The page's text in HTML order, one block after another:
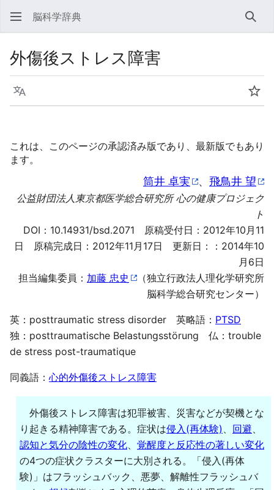
脳科学辞典 検索
外傷後ストレス障害
言語 ウ
これは、このページの承認済み版であり、最新版でもあり
ます。
筒井 卓実 、 飛鳥井 望
公益財団法人東京都医学総合研究所 心の健康プロジェク
ト
DOI： 10.14931/bsd.2071 原稿受付日：2012年10月11
日 原稿完成日：2012年11月17日 更新日：：2014年10
月6日
担当編集委員： 加藤 忠史
（独立行政法人理化学研究所
脳科学総合研究センター）
英：posttraumatic stress disorder 英略語： PTSD
独：posttraumatische Belastungsstörung 仏：trouble
de stress post-traumatique
同義語： 心的外傷後ストレス障害
外傷後ストレス障害は犯罪被害、災害などが契機とな
り起きる精神障害である。症状は侵入(再体験) 、 回避、
認知と気分の陰性の変化、 覚醒度と反応性の著しい変化
の4つの症状クラスターに大別される。「侵入(再体
験)」はフラッシュバック、悪夢、解離性フラッシュバ